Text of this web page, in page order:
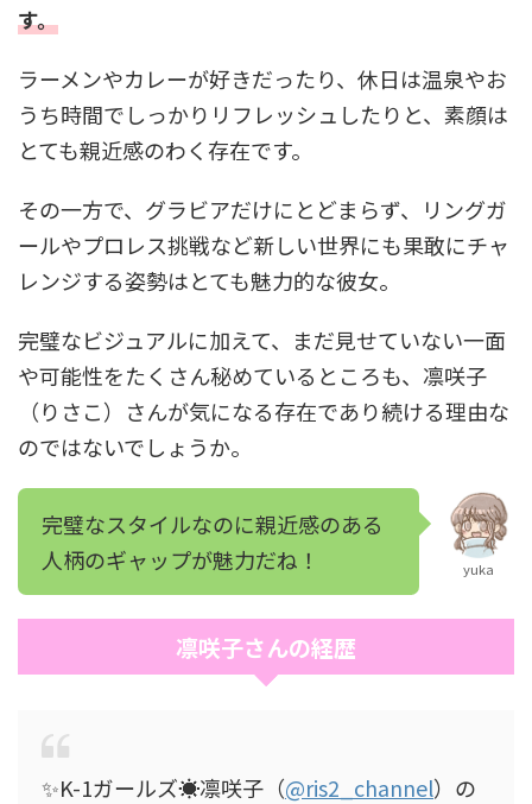
す。
ラーメンやカレーが好きだったり、休日は温泉やお
うち時間でしっかりリフレッシュしたりと、素顔は
とても親近感のわく存在です。
その一方で、グラビアだけにとどまらず、リングガ
ールやプロレス挑戦など新しい世界にも果敢にチャ
レンジする姿勢はとても魅力的な彼女。
完璧なビジュアルに加えて、まだ見せていない一面
や可能性をたくさん秘めているところも、凛咲子
（りさこ）さんが気になる存在であり続ける理由な
のではないでしょうか。
完璧なスタイルなのに親近感のある
人柄のギャップが魅力だね！
yuka
凛咲子さんの経歴
✨K-1ガールズ☀️凛咲子（@ris2_channel）の